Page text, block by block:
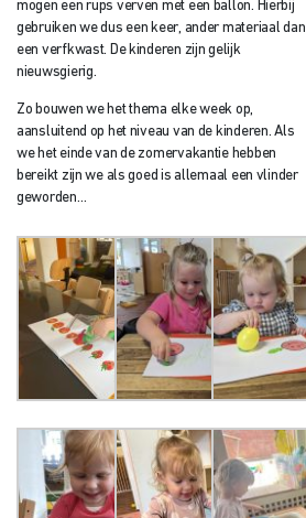
mogen een rups verven met een ballon. Hierbij
gebruiken we dus een keer, ander materiaal dan
een verfkwast. De kinderen zijn gelijk
nieuwsgierig.
Zo bouwen we het thema elke week op,
aansluitend op het niveau van de kinderen. Als
we het einde van de zomervakantie hebben
bereikt zijn we als goed is allemaal een vlinder
geworden…